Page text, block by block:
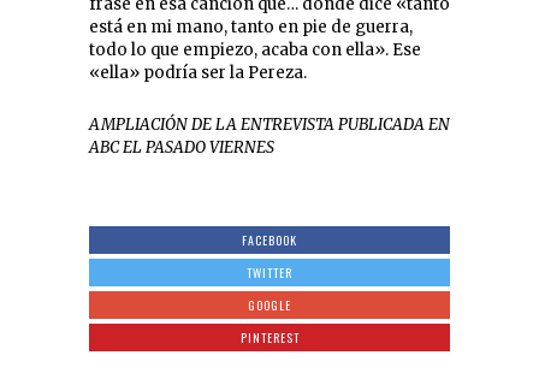
está en mi mano, tanto en pie de guerra,
todo lo que empiezo, acaba con ella». Ese
«ella» podría ser la Pereza.
AMPLIACIÓN DE LA ENTREVISTA PUBLICADA EN
ABC EL PASADO VIERNES
FACEBOOK
TWITTER
GOOGLE
PINTEREST